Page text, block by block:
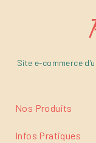
Site e-commerce
Nos Produits
Infos Pratiques